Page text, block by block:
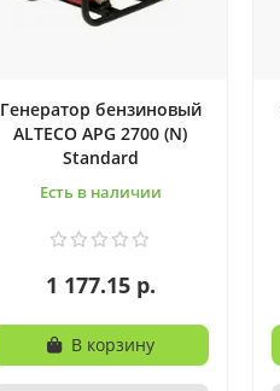
Генератор бензиновый
ALTECO APG 2700 (N)
Standard
Есть в наличии
1 177.15 р.
В корзину